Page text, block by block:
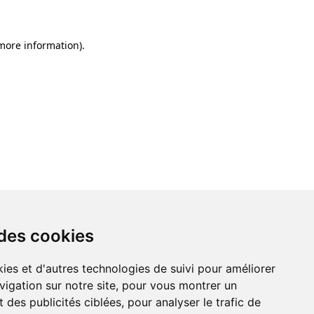
cookies
et d'autres technologies de suivi pour améliorer
sur notre site, pour vous montrer un
des publicités ciblées, pour analyser le trafic de
information).